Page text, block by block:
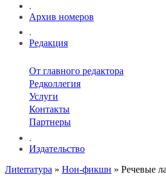
.
Архив номеров
.
Редакция
От главного редактора
Редколлегия
Услуги
Контакты
Партнеры
.
Издательство
Лиterraтура » Нон-фикшн » Речевые